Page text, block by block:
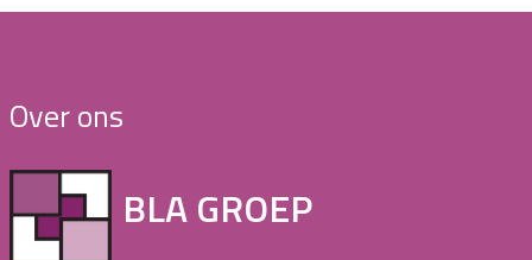
Over ons
BLA GROEP